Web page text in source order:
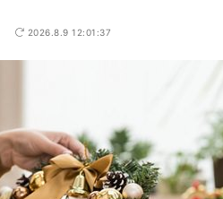
2026.8.9 12:01:37